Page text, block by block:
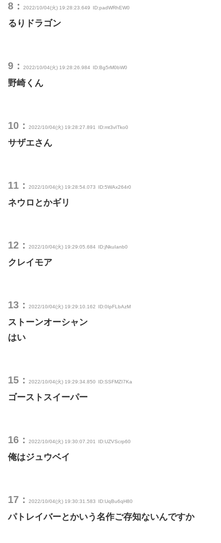
8： 2022/10/04(火) 19:28:23.649 ID:padWRhEW0
るりドラゴン
9： 2022/10/04(火) 19:28:26.984 ID:Bg5rM0bW0
野崎くん
10： 2022/10/04(火) 19:28:27.891 ID:mt3vITko0
サザエさん
11： 2022/10/04(火) 19:28:54.073 ID:5WAx264r0
ネウロとかギリ
12： 2022/10/04(火) 19:29:05.684 ID:jNkuIanb0
クレイモア
13： 2022/10/04(火) 19:29:10.162 ID:0IpFLbAzM
ストーンオーシャン
はい
15： 2022/10/04(火) 19:29:34.850 ID:SSFMZI7Ka
ゴーストスイーパー
16： 2022/10/04(火) 19:30:07.201 ID:UZVScrp60
俺はジュウベイ
17： 2022/10/04(火) 19:30:31.583 ID:UqBu6qH80
パトレイバーとかいう名作ご存知ないんですか